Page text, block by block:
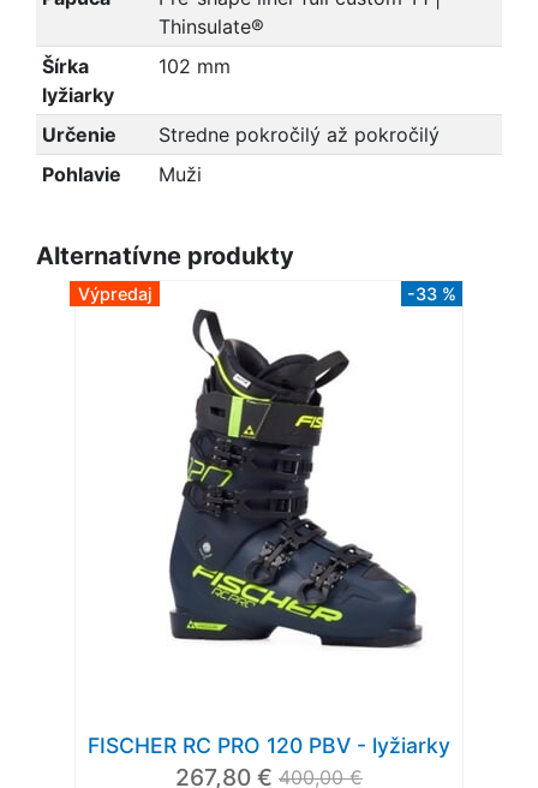
Thinsulate®
Šírka
lyžiarky
102 mm
Určenie
Stredne pokročilý až pokročilý
Pohlavie
Muži
Alternatívne produkty
Výpredaj -33 %
FISCHER RC PRO 120 PBV - lyžiarky
267,80 € 400,00 €